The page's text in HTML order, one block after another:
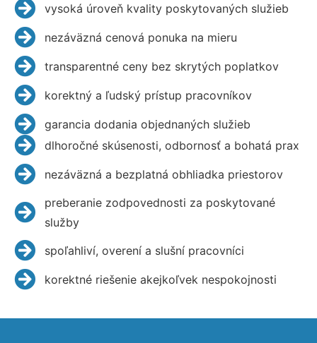
vysoká úroveň kvality poskytovaných služieb
nezáväzná cenová ponuka na mieru
transparentné ceny bez skrytých poplatkov
korektný a ľudský prístup pracovníkov
garancia dodania objednaných služieb
dlhoročné skúsenosti, odbornosť a bohatá prax
nezáväzná a bezplatná obhliadka priestorov
preberanie zodpovednosti za poskytované
služby
spoľahliví, overení a slušní pracovníci
korektné riešenie akejkoľvek nespokojnosti